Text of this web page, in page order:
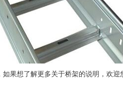
果想了解更多关于桥架的说明，欢